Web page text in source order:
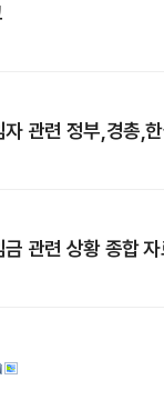
관련 정부,경총,
관련 상황 종합 자